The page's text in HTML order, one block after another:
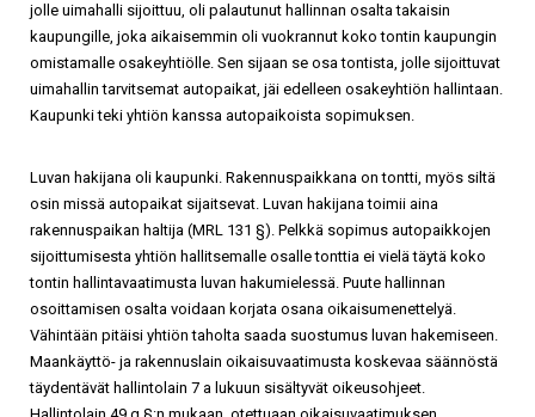
jolle uimahalli sijoittuu, oli palautunut hallinnan osalta takaisin
kaupungille, joka aikaisemmin oli vuokrannut koko tontin kaupungin
omistamalle osakeyhtiölle. Sen sijaan se osa tontista, jolle sijoittuvat
uimahallin tarvitsemat autopaikat, jäi edelleen osakeyhtiön hallintaan.
Kaupunki teki yhtiön kanssa autopaikoista sopimuksen.
Luvan hakijana oli kaupunki. Rakennuspaikkana on tontti, myös siltä
osin missä autopaikat sijaitsevat. Luvan hakijana toimii aina
rakennuspaikan haltija (MRL 131 §). Pelkkä sopimus autopaikkojen
sijoittumisesta yhtiön hallitsemalle osalle tonttia ei vielä täytä koko
tontin hallintavaatimusta luvan hakumielessä. Puute hallinnan
osoittamisen osalta voidaan korjata osana oikaisumenettelyä.
Vähintään pitäisi yhtiön taholta saada suostumus luvan hakemiseen.
Maankäyttö- ja rakennuslain oikaisuvaatimusta koskevaa säännöstä
täydentävät hallintolain 7 a lukuun sisältyvät oikeusohjeet.